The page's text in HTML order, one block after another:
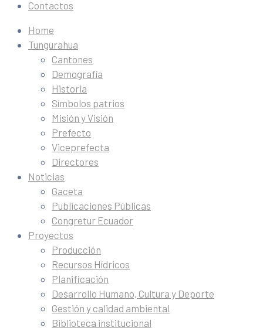
Contactos
Home
Tungurahua
Cantones
Demografía
Historia
Símbolos patrios
Misión y Visión
Prefecto
Viceprefecta
Directores
Noticias
Gaceta
Publicaciones Públicas
Congretur Ecuador
Proyectos
Producción
Recursos Hídricos
Planificación
Desarrollo Humano, Cultura y Deporte
Gestión y calidad ambiental
Biblioteca institucional